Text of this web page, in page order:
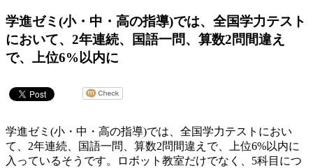
学進ゼミ(小・中・高の指導)では、全国学力テスト
において、2年連続、国語一問、算数2問間違え
で、上位6%以内に
学進ゼミ(小・中・高の指導)では、全国学力テストにおい
て、2年連続、国語一問、算数2問間違えで、上位6%以内に
入っているそうです。ロボット教室だけでなく、5科目につ